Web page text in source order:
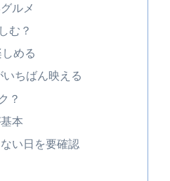
ルメ
む？
める
ちばん映える
？
本
い日を要確認